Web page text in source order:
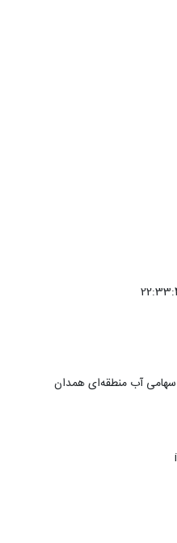
آب منطقه‌ای همدان